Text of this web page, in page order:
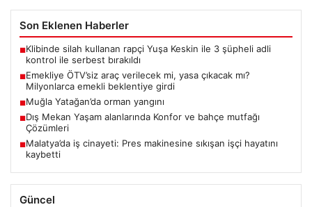
Son Eklenen Haberler
■Klibinde silah kullanan rapçi Yuşa Keskin ile 3 şüpheli adli
kontrol ile serbest bırakıldı
■Emekliye ÖTV’siz araç verilecek mi, yasa çıkacak mı?
Milyonlarca emekli beklentiye girdi
■Muğla Yatağan’da orman yangını
■Dış Mekan Yaşam alanlarında Konfor ve bahçe mutfağı
Çözümleri
■Malatya’da iş cinayeti: Pres makinesine sıkışan işçi hayatını
kaybetti
Güncel